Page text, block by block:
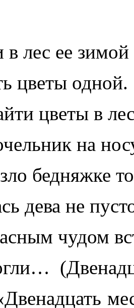
в лес ее зимой
цветы одной.
цветы в
на
бедняжке
дева не
чудом